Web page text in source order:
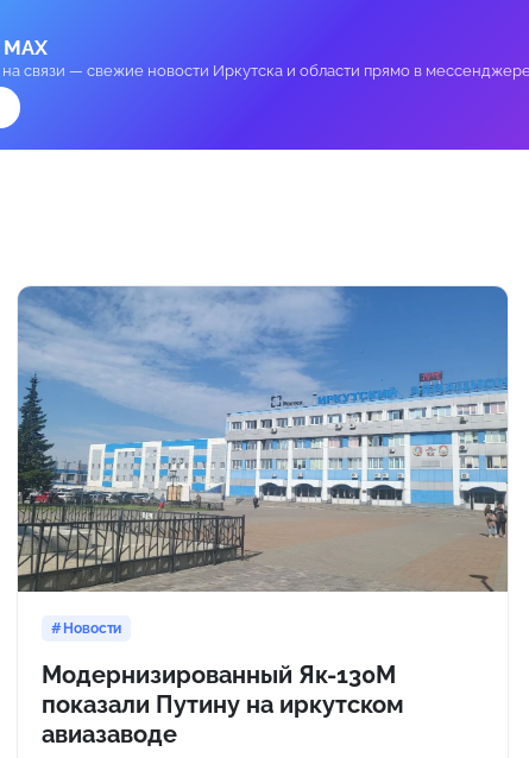
на связи — свежие новости Иркутска и области прямо в
Новости
Модернизированный Як-130М
показали Путину на иркутском
авиазаводе